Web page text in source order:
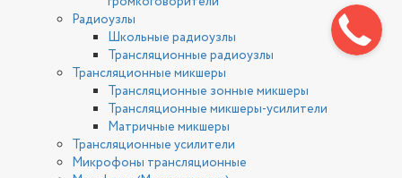
Радиоузлы
Школьные радиоузлы
Трансляционные радиоузлы
Трансляционные микшеры
Трансляционные зонные микшеры
Трансляционные микшеры-усилители
Матричные микшеры
Трансляционные усилители
Микрофоны трансляционные